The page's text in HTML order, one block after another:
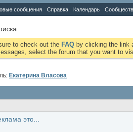
сообщения Справка Календарь
to check out the FAQ by clicking the link
select the forum that you want to
Екатерина Власова
это...